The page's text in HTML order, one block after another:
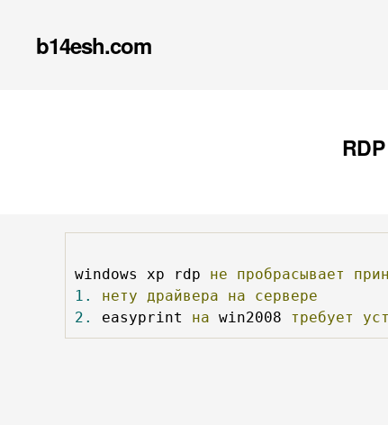
b14esh.com
windows xp rdp не пробрасывает
1.
нету драйвера на
сервере
2.
easyprint на win2008 требует